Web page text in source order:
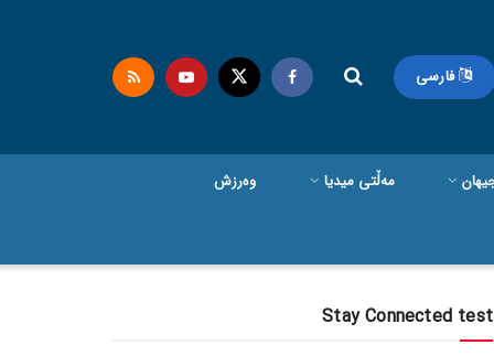
فارسی
مەڵتی میدیا وەرزش
Stay Connected test